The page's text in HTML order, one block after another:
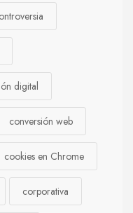
digital
conversión web
cookies en Chrome
corporativa